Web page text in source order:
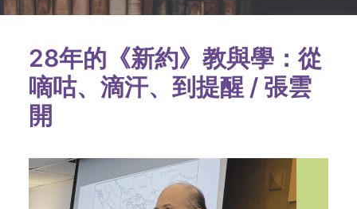
28年的《新約》教與學：從
嘀咕、滴汗、到提醒 / 張雲
開